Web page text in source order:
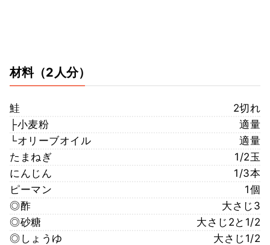
材料（2人分）
鮭
2切れ
├小麦粉
適量
└オリーブオイル
適量
たまねぎ
1/2玉
にんじん
1/3本
ピーマン
1個
◎酢
大さじ3
◎砂糖
大さじ2と1/2
◎しょうゆ
大さじ1/2